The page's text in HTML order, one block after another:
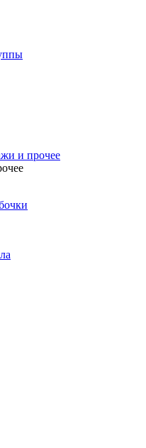
и прочее